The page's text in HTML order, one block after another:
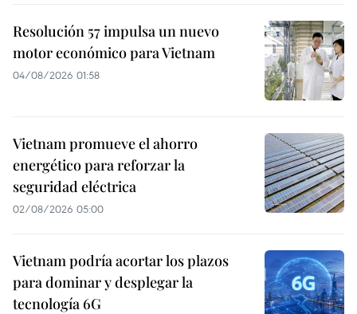
Resolución 57 impulsa un nuevo
motor económico para Vietnam
04/08/2026 01:58
Vietnam promueve el ahorro
energético para reforzar la
seguridad eléctrica
02/08/2026 05:00
Vietnam podría acortar los plazos
para dominar y desplegar la
tecnología 6G